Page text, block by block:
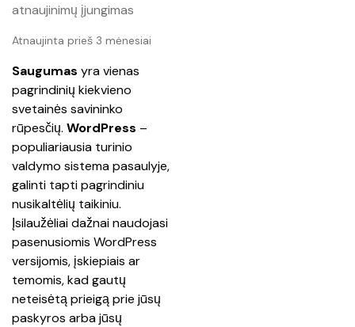
atnaujinimų įjungimas
Atnaujinta prieš 3 mėnesiai
Saugumas yra vienas
pagrindinių kiekvieno
svetainės savininko
rūpesčių. WordPress –
populiariausia turinio
valdymo sistema pasaulyje,
galinti tapti pagrindiniu
nusikaltėlių taikiniu.
Įsilaužėliai dažnai naudojasi
pasenusiomis WordPress
versijomis, įskiepiais ar
temomis, kad gautų
neteisėtą prieigą prie jūsų
paskyros arba jūsų